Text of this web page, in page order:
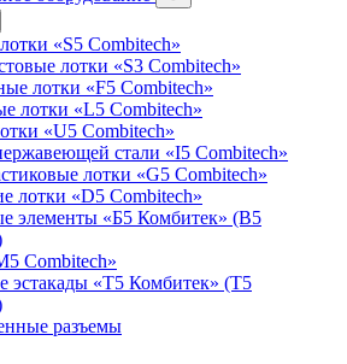
«S5 Combitech»
лотки «S3 Combitech»
лотки «F5 Combitech»
лотки «L5 Combitech»
«U5 Combitech»
стали «I5 Combitech»
лотки «G5 Combitech»
лотки «D5 Combitech»
элементы «Б5 Комбитек» (B5
Combitech»
эстакады «Т5 Комбитек» (T5
разъемы